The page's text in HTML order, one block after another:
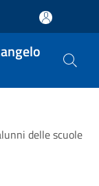
delle scuole